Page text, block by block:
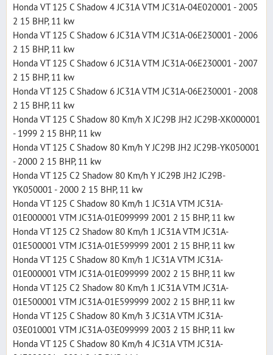
Honda VT 125 C Shadow 4 JC31A VTM JC31A-04E020001 - 2005
2 15 BHP, 11 kw
Honda VT 125 C Shadow 6 JC31A VTM JC31A-06E230001 - 2006
2 15 BHP, 11 kw
Honda VT 125 C Shadow 6 JC31A VTM JC31A-06E230001 - 2007
2 15 BHP, 11 kw
Honda VT 125 C Shadow 6 JC31A VTM JC31A-06E230001 - 2008
2 15 BHP, 11 kw
Honda VT 125 C Shadow 80 Km/h X JC29B JH2 JC29B-XK000001
- 1999 2 15 BHP, 11 kw
Honda VT 125 C Shadow 80 Km/h Y JC29B JH2 JC29B-YK050001
- 2000 2 15 BHP, 11 kw
Honda VT 125 C2 Shadow 80 Km/h Y JC29B JH2 JC29B-
YK050001 - 2000 2 15 BHP, 11 kw
Honda VT 125 C Shadow 80 Km/h 1 JC31A VTM JC31A-
01E000001 VTM JC31A-01E099999 2001 2 15 BHP, 11 kw
Honda VT 125 C2 Shadow 80 Km/h 1 JC31A VTM JC31A-
01E500001 VTM JC31A-01E599999 2001 2 15 BHP, 11 kw
Honda VT 125 C Shadow 80 Km/h 1 JC31A VTM JC31A-
01E000001 VTM JC31A-01E099999 2002 2 15 BHP, 11 kw
Honda VT 125 C2 Shadow 80 Km/h 1 JC31A VTM JC31A-
01E500001 VTM JC31A-01E599999 2002 2 15 BHP, 11 kw
Honda VT 125 C Shadow 80 Km/h 3 JC31A VTM JC31A-
03E010001 VTM JC31A-03E099999 2003 2 15 BHP, 11 kw
Honda VT 125 C Shadow 80 Km/h 4 JC31A VTM JC31A-